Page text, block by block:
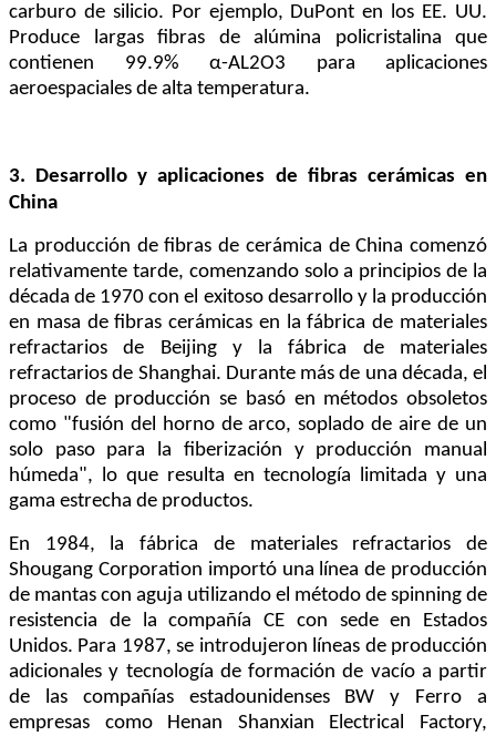
carburo de silicio. Por ejemplo, DuPont en los EE. UU.
Produce largas fibras de alúmina policristalina que
contienen 99.9% α-AL2O3 para aplicaciones
aeroespaciales de alta temperatura.
3. Desarrollo y aplicaciones de fibras cerámicas en
China
La producción de fibras de cerámica de China comenzó
relativamente tarde, comenzando solo a principios de la
década de 1970 con el exitoso desarrollo y la producción
en masa de fibras cerámicas en la fábrica de materiales
refractarios de Beijing y la fábrica de materiales
refractarios de Shanghai. Durante más de una década, el
proceso de producción se basó en métodos obsoletos
como "fusión del horno de arco, soplado de aire de un
solo paso para la fiberización y producción manual
húmeda", lo que resulta en tecnología limitada y una
gama estrecha de productos.
En 1984, la fábrica de materiales refractarios de
Shougang Corporation importó una línea de producción
de mantas con aguja utilizando el método de spinning de
resistencia de la compañía CE con sede en Estados
Unidos. Para 1987, se introdujeron líneas de producción
adicionales y tecnología de formación de vacío a partir
de las compañías estadounidenses BW y Ferro a
empresas como Henan Shanxian Electrical Factory,